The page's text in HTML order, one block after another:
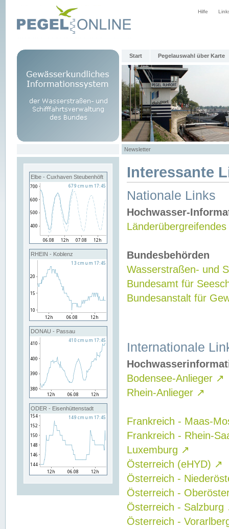
Hilfe
Start Pegelauswahl über Karte
Newsletter
Elbe - Cuxhaven Steubenhöft
RHEIN - Koblenz
DONAU - Passau
ODER - Eisenhüttenstadt
Interessante
Nationale Links
Hochwasser-
Bundesbehörden
Wasserstraßen- und
Bundesamt für
Bundesanstalt für
Internationale
Bodensee-Anlieger ↗
Rhein-Anlieger ↗
Frankreich - Maas-
Frankreich - Rhein-
Luxemburg ↗
Österreich (eHYD) ↗
Österreich -
Österreich -
Österreich - Salzburg
Österreich -